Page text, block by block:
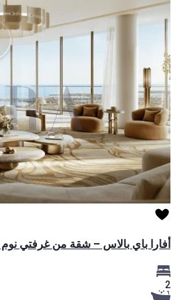
أفارا باي بالاس – شقة من غرفتي
2